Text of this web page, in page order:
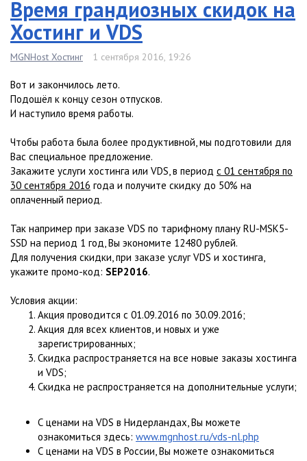
Время грандиозных скидок на
Хостинг и VDS
MGNHost Хостинг 1 сентября 2016, 19:26
Вот и закончилось лето.
Подошёл к концу сезон отпусков.
И наступило время работы.
Чтобы работа была более продуктивной, мы подготовили для
Вас специальное предложение.
Закажите услуги хостинга или VDS, в период с 01 сентября по
30 сентября 2016 года и получите скидку до 50% на
оплаченный период.
Так например при заказе VDS по тарифному плану RU-MSK5-
SSD на период 1 год, Вы экономите 12480 рублей.
Для получения скидки, при заказе услуг VDS и хостинга,
укажите промо-код: SEP2016.
Условия акции:
Акция проводится с 01.09.2016 по 30.09.2016;
Акция для всех клиентов, и новых и уже
зарегистрированных;
Скидка распространяется на все новые заказы хостинга
и VDS;
Скидка не распространяется на дополнительные услуги;
С ценами на VDS в Нидерландах, Вы можете
ознакомиться здесь: www.mgnhost.ru/vds-nl.php
С ценами на VDS в России, Вы можете ознакомиться